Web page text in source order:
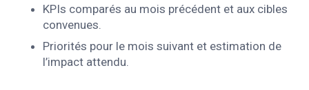
KPIs comparés au mois précédent et aux cibles
convenues.
Priorités pour le mois suivant et estimation de
l’impact attendu.